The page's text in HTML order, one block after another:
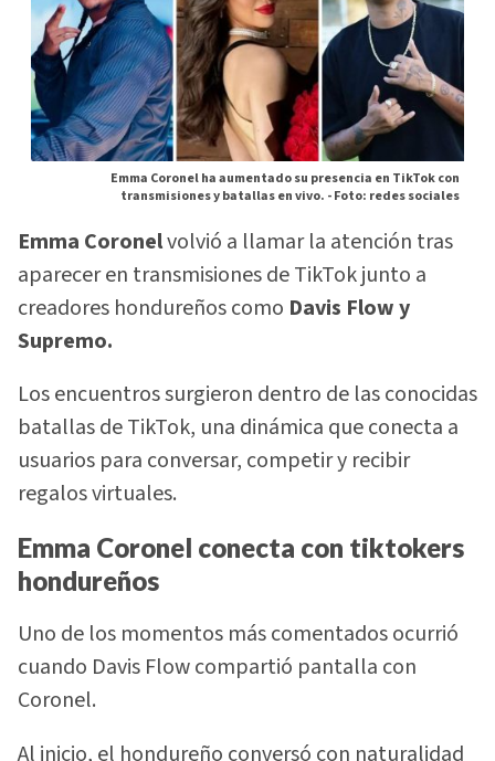
Emma Coronel ha aumentado su presencia en TikTok con
transmisiones y batallas en vivo. -Foto: redes sociales
Emma Coronelvolvió a llamar la atención tras
aparecer en transmisiones de TikTok junto a
creadores hondureños como Davis Flow y
Supremo.
Los encuentros surgieron dentro de las conocidas
batallas de TikTok, una dinámica que conecta a
usuarios para conversar, competir y recibir
regalos virtuales.
Emma Coronel conecta con tiktokers
hondureños
Uno de los momentos más comentados ocurrió
cuando Davis Flow compartió pantalla con
Coronel.
Al inicio, el hondureño conversó con naturalidad